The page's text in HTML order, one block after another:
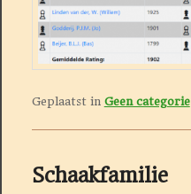
Geplaatst in Geen categorie
Schaakfamilie